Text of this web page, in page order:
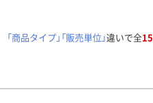
「商品タイプ」「販売単位」違いで全15